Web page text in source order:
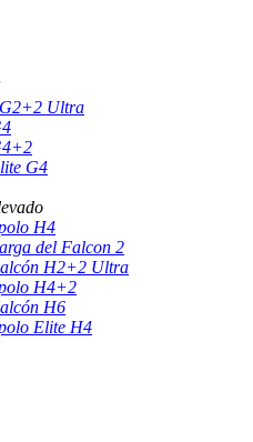
Ultra
G4
H4
del Falcon 2
H2+2 Ultra
H4+2
H6
Elite H4